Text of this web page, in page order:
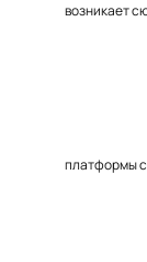
возникает
платформы